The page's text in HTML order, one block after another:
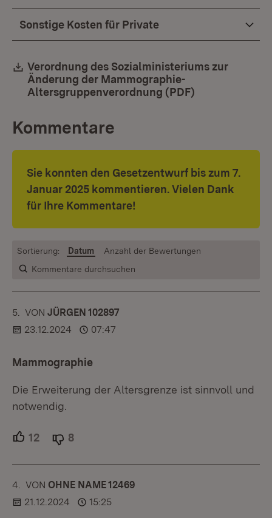
Sonstige Kosten für Private
Download:
Verordnung des Sozialministeriums zur
Änderung der Mammographie-
Altersgruppenverordnung (PDF)
Kommentare
Sie konnten den Gesetzentwurf bis zum 7.
Januar 2025 kommentieren. Vielen Dank
für Ihre Kommentare!
Kommentare durchsuchen
Sortierung: Datum Anzahl der Bewertungen
5. KOMMENTAR
VON :JÜRGEN 102897
23.12.2024
07:47
Mammographie
Die Erweiterung der Altersgrenze ist sinnvoll und
notwendig.
12 Unterstützer.
8
4. KOMMENTAR
VON :OHNE NAME 12469
21.12.2024
15:25